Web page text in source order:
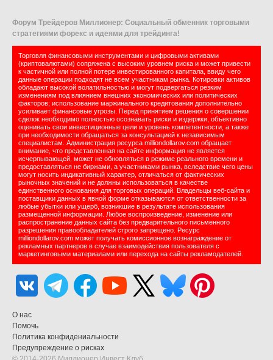
Форум Трейдеров Миллионер: Социальный обменник торговыми
стратегиями форекс и идеями для трейдинга!
Торговля финансовыми инструментами и цифровыми активами
(криптовалютами) сопряжена с высоким уровнем риска и может привести
к частичной или полной потере инвестированного капитала, ввиду чего
данные операции подходят не всем участникам рынка. Котировки активов
обладают высокой волатильностью и могут подвергаться резким
изменениям под влиянием внешних экономических или политических
факторов; использование маржинального кредитования дополнительно
усиливает финансовые угрозы. Перед принятием решения о совершении
сделок необходимо полностью осознавать риски и издержки, объективно
оценивать свои инвестиционные цели и уровень компетентности, а также
при необходимости обращаться за консультацией к независимым
специалистам. Администрация ресурса milliondollarov.com обращает
внимание, что представленная на сайте информация не является
исчерпывающей, может не обновляться в режиме реального времени и
предоставляться не биржами, а участниками рынка, вследствие чего цены
могут носить индикативный характер, отличаться от фактических
рыночных значений и не должны использоваться в качестве
единственного основания для торговых операций. Владельцы веб-сайта и
поставщики данных в явной форме отказываются от ответственности за
любые убытки или ущерб, возникшие в результате использования
размещенной информации. Любое воспроизведение, изменение или
распространение данных сайта без предварительного письменного
разрешения правообладателей строго запрещено. Ресурс
milliondollarov.com может получать комиссионное вознаграждение от
рекламных партнеров в случае взаимодействия пользователя с
маркетинговыми материалами или перехода на сайты рекламодателей.
О нас
Помочь
Политика конфидениальности
Предупреждение о рисках